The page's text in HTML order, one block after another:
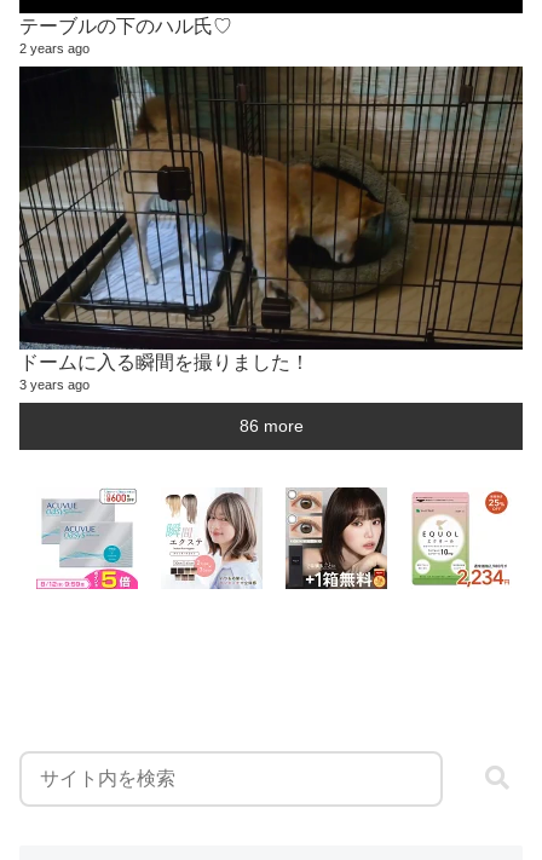
テーブルの下のハル氏♡
2 years ago
ドームに入る瞬間を撮りました！
3 years ago
86 more